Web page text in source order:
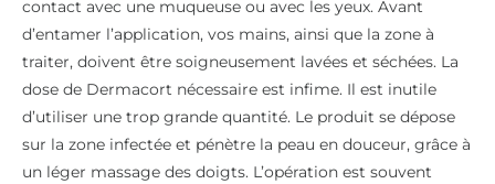
contact avec une muqueuse ou avec les yeux. Avant
d’entamer l’application, vos mains, ainsi que la zone à
traiter, doivent être soigneusement lavées et séchées. La
dose de Dermacort nécessaire est infime. Il est inutile
d’utiliser une trop grande quantité. Le produit se dépose
sur la zone infectée et pénètre la peau en douceur, grâce à
un léger massage des doigts. L’opération est souvent